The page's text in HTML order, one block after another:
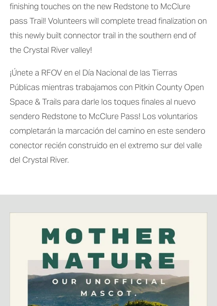
finishing touches on the new Redstone to McClure
pass Trail! Volunteers will complete tread finalization on
this newly built connector trail in the southern end of
the Crystal River valley!
¡Únete a RFOV en el Día Nacional de las Tierras
Públicas mientras trabajamos con Pitkin County Open
Space & Trails para darle los toques finales al nuevo
sendero Redstone to McClure Pass! Los voluntarios
completarán la marcación del camino en este sendero
conector recién construido en el extremo sur del valle
del Crystal River.